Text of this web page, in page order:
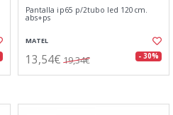
Pantalla ip65 p/2tubo led 120cm.
abs+ps
MATEL
13,54€ 19,34€ - 30%